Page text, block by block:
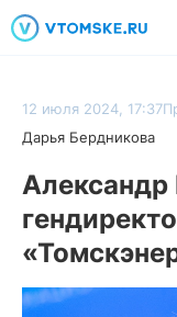
12 июля 2024, 17:37
Дарья Бердникова
Александр